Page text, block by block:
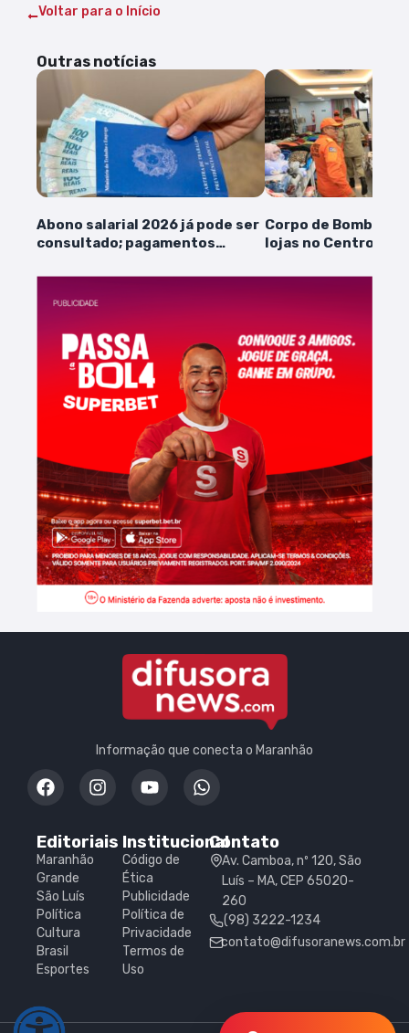
Voltar para o Início
Outras notícias
Abono salarial 2026 já pode ser
consultado; pagamentos
Corpo de
lojas no Centro de
Informação que conecta o Maranhão
Editoriais
Maranhão
Grande
São Luís
Política
Cultura
Brasil
Esportes
Institucional
Código de
Ética
Publicidade
Política de
Privacidade
Termos de
Uso
Contato
Av. Camboa, nº 120, São
Luís – MA, CEP 65020-
260
(98) 3222-1234
contato@difusoranews.com.br